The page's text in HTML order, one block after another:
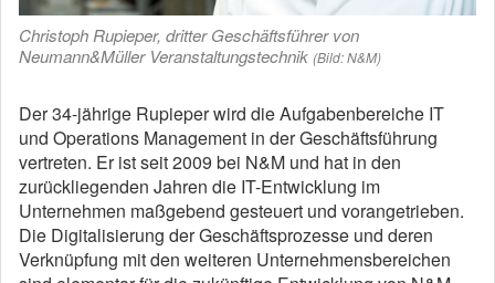
Christoph Rupieper, dritter Geschäftsführer von
Neumann&Müller Veranstaltungstechnik (Bild: N&M)
Der 34-jährige Rupieper wird die Aufgabenbereiche IT
und Operations Management in der Geschäftsführung
vertreten. Er ist seit 2009 bei N&M und hat in den
zurückliegenden Jahren die IT-Entwicklung im
Unternehmen maßgebend gesteuert und vorangetrieben.
Die Digitalisierung der Geschäftsprozesse und deren
Verknüpfung mit den weiteren Unternehmensbereichen